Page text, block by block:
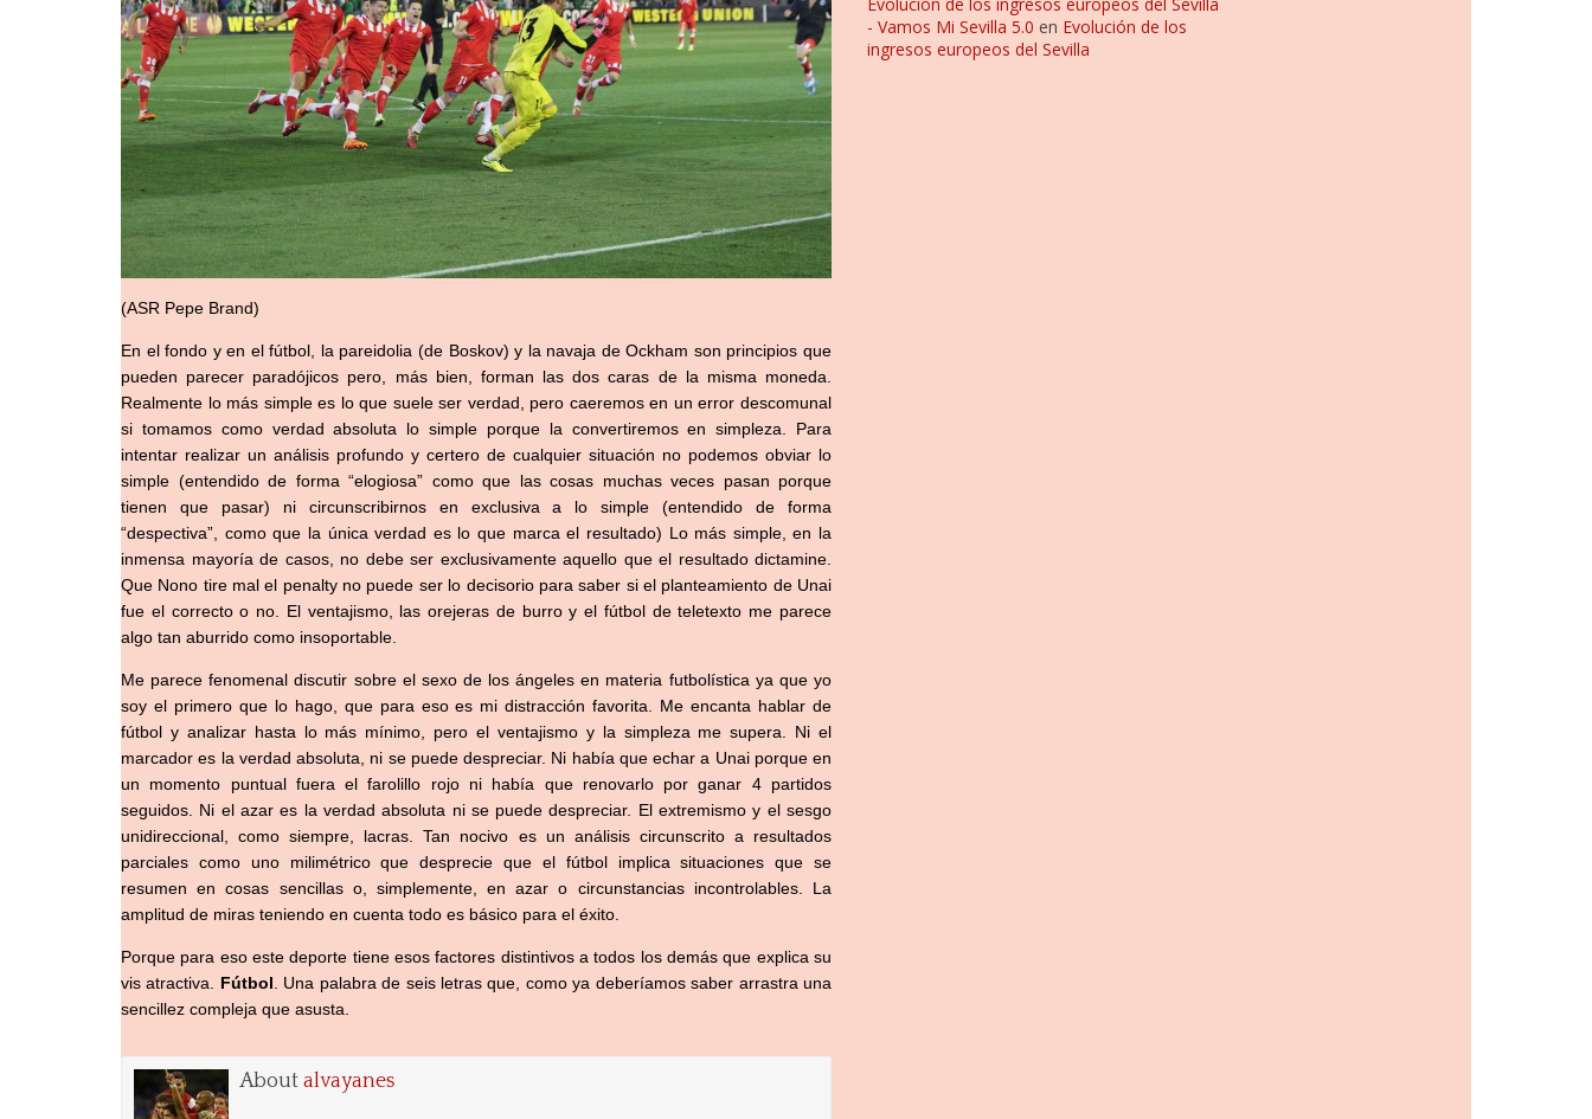
(ASR Pepe Brand)
En el fondo y en el fútbol, la pareidolia (de Boskov) y la navaja de Ockham son principios que
pueden parecer paradójicos pero, más bien, forman las dos caras de la misma moneda.
Realmente lo más simple es lo que suele ser verdad, pero caeremos en un error descomunal
si tomamos como verdad absoluta lo simple porque la convertiremos en simpleza. Para
intentar realizar un análisis profundo y certero de cualquier situación no podemos obviar lo
simple (entendido de forma “elogiosa” como que las cosas muchas veces pasan porque
tienen que pasar) ni circunscribirnos en exclusiva a lo simple (entendido de forma
“despectiva”, como que la única verdad es lo que marca el resultado) Lo más simple, en la
inmensa mayoría de casos, no debe ser exclusivamente aquello que el resultado dictamine.
Que Nono tire mal el penalty no puede ser lo decisorio para saber si el planteamiento de Unai
fue el correcto o no. El ventajismo, las orejeras de burro y el fútbol de teletexto me parece
algo tan aburrido como insoportable.
Me parece fenomenal discutir sobre el sexo de los ángeles en materia futbolística ya que yo
soy el primero que lo hago, que para eso es mi distracción favorita. Me encanta hablar de
fútbol y analizar hasta lo más mínimo, pero el ventajismo y la simpleza me supera. Ni el
marcador es la verdad absoluta, ni se puede despreciar. Ni había que echar a Unai porque en
un momento puntual fuera el farolillo rojo ni había que renovarlo por ganar 4 partidos
seguidos. Ni el azar es la verdad absoluta ni se puede despreciar. El extremismo y el sesgo
unidireccional, como siempre, lacras. Tan nocivo es un análisis circunscrito a resultados
parciales como uno milimétrico que desprecie que el fútbol implica situaciones que se
resumen en cosas sencillas o, simplemente, en azar o circunstancias incontrolables. La
amplitud de miras teniendo en cuenta todo es básico para el éxito.
Porque para eso este deporte tiene esos factores distintivos a todos los demás que explica su
vis atractiva
Fútbol . Una palabra de seis letras que, como ya deberíamos saber arrastra una
sencillez compleja que asusta.
About alvayanes
- Vamos Mi Sevilla 5.0 en Evolución de los
ingresos europeos del Sevilla